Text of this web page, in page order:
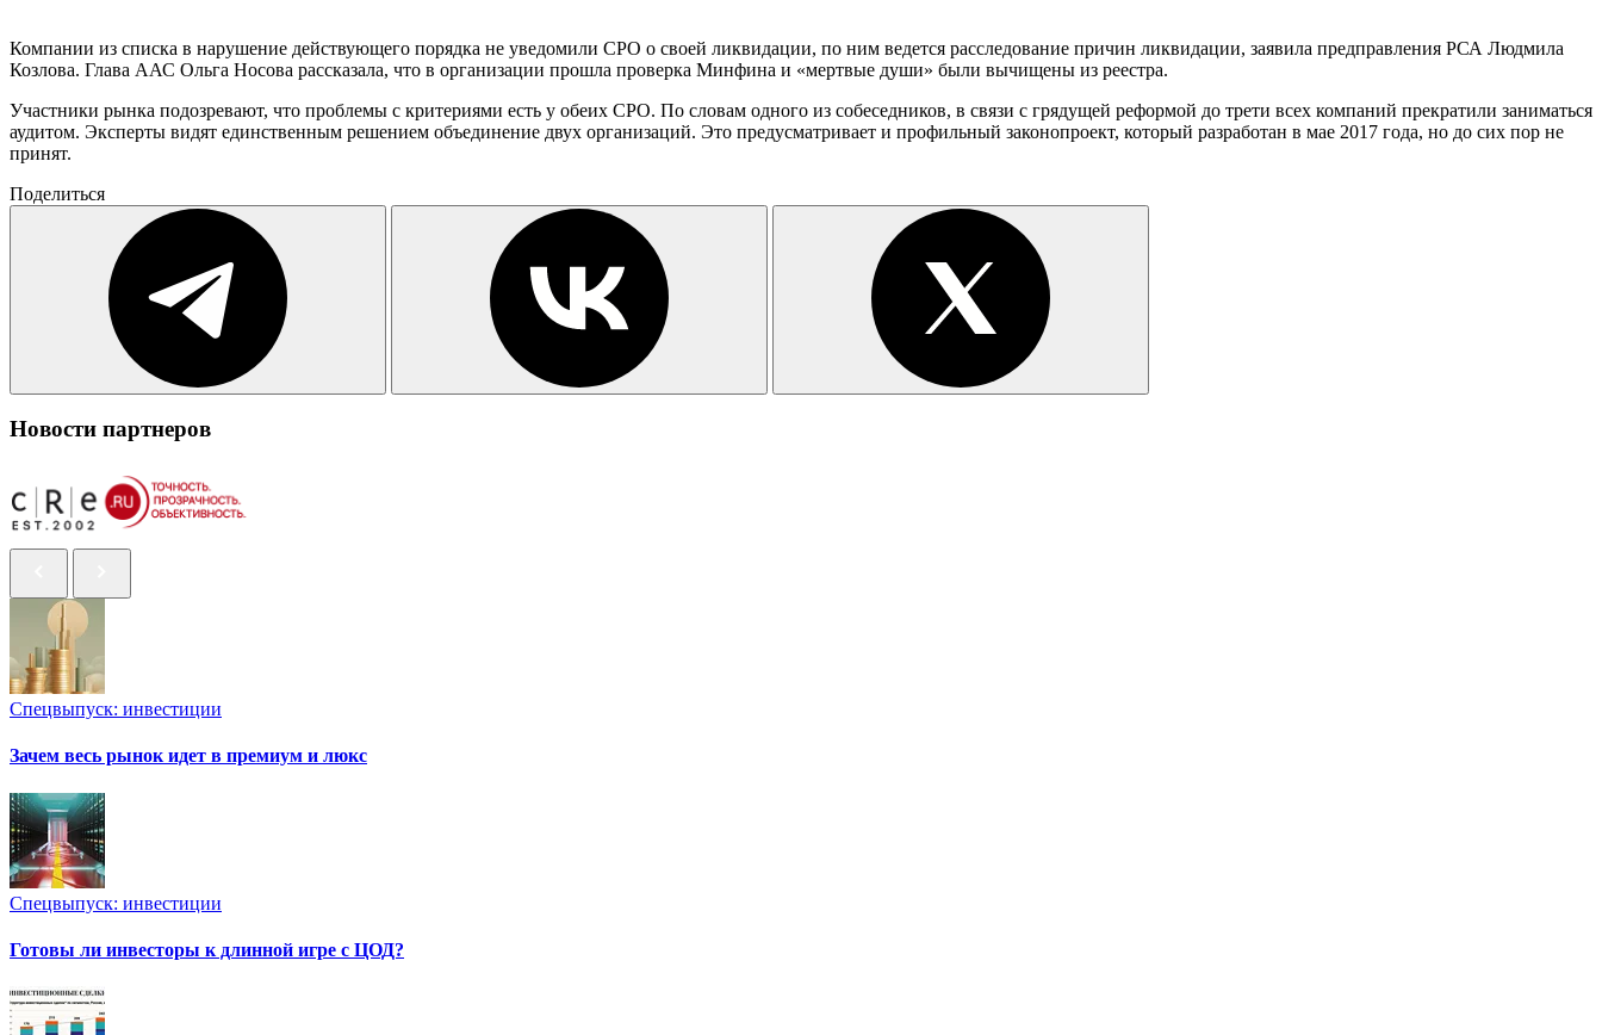
Компании из списка в нарушение действующего порядка не уведомили СРО о своей ликвидации, по ним ведется расследование причин ликвидации, заявила предправления РСА Людмила
Козлова. Глава ААС Ольга Носова рассказала, что в организации прошла проверка Минфина и «мертвые души» были вычищены из реестра.
Участники рынка подозревают, что проблемы с критериями есть у обеих СРО. По словам одного из собеседников, в связи с грядущей реформой до трети всех компаний прекратили заниматься
аудитом. Эксперты видят единственным решением объединение двух организаций. Это предусматривает и профильный законопроект, который разработан в мае 2017 года, но до сих пор не
принят.
Поделиться
Новости партнеров
Спецвыпуск: инвестиции
Зачем весь рынок идет в премиум и люкс
Спецвыпуск: инвестиции
Готовы ли инвесторы к длинной игре с ЦОД?